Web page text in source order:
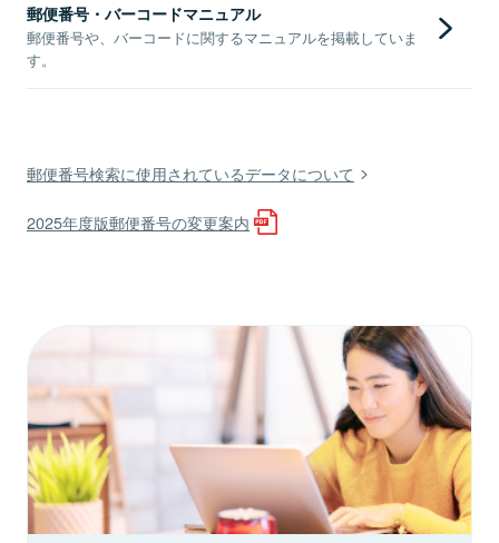
郵便番号・バーコードマニュアル
郵便番号や、バーコードに関するマニュアルを掲載していま
す。
郵便番号検索に使用されているデータについて
2025年度版郵便番号の変更案内